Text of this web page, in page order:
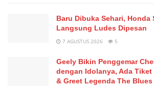
Baru Dibuka Sehari, Honda
Langsung Ludes Dipesan
7 AGUSTUS 2026 5
Geely Bikin Penggemar
dengan Idolanya, Ada
& Greet Legenda The Blues